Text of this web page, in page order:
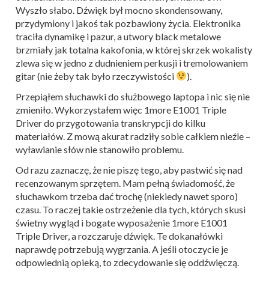
Wyszło słabo. Dźwięk był mocno skondensowany,
przydymiony i jakoś tak pozbawiony życia. Elektronika
traciła dynamikę i pazur, a utwory black metalowe
brzmiały jak totalna kakofonia, w której skrzek wokalisty
zlewa się w jedno z dudnieniem perkusji i tremolowaniem
gitar (nie żeby tak było rzeczywistości
).
Przepiąłem słuchawki do służbowego laptopa i nic się nie
zmieniło. Wykorzystałem więc 1more E1001 Triple
Driver do przygotowania transkrypcji do kilku
materiałów. Z mową akurat radziły sobie całkiem nieźle –
wyławianie słów nie stanowiło problemu.
Od razu zaznaczę, że nie piszę tego, aby pastwić się nad
recenzowanym sprzętem. Mam pełną świadomość, że
słuchawkom trzeba dać trochę (niekiedy nawet sporo)
czasu. To raczej takie ostrzeżenie dla tych, których skusi
świetny wygląd i bogate wyposażenie 1more E1001
Triple Driver, a rozczaruje dźwięk. Te dokanałówki
naprawdę potrzebują wygrzania. A jeśli otoczycie je
odpowiednią opieką, to zdecydowanie się oddźwięczą.